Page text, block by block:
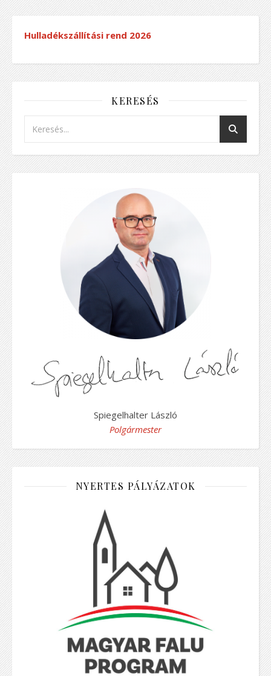
Hulladékszállítási rend 2026
KERESÉS
Spiegelhalter László
Polgármester
NYERTES PÁLYÁZATOK